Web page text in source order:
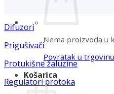
Nema proizvoda u
Povratak u trgovinu
Košarica
Difuzori
Prigušivači
Protukišne žaluzine
Regulatori protoka